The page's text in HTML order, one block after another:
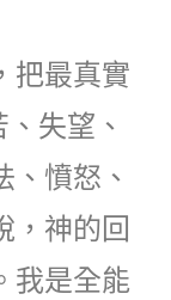
把最真實
失望、
、憤怒、
，神的回
我是全能